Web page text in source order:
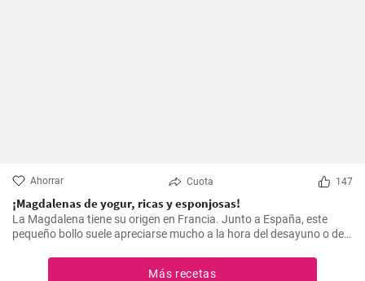
Ahorrar Cuota 147
¡Magdalenas de yogur, ricas y esponjosas!
La Magdalena tiene su origen en Francia. Junto a España, este
pequeño bollo suele apreciarse mucho a la hora del desayuno o de
magdalenas van a salir muy ricas y esponjosas! ¡No os la perdáis!
Más recetas